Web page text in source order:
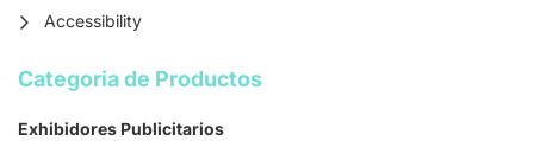
Accessibility
Categoria de Productos
Exhibidores Publicitarios